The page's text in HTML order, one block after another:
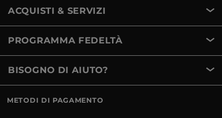
ACQUISTI & SERVIZI
PROGRAMMA FEDELTÀ
BISOGNO DI AIUTO?
METODI DI PAGAMENTO